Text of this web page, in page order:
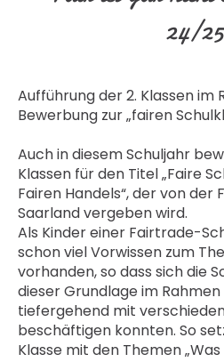
24/
Aufführung der 2. Klassen im
Bewerbung zur „fairen
Auch in diesem Schuljahr
Klassen für den Titel „Faire
Fairen Handels“, der von der
Saarland vergeben wird.
Als Kinder einer Fairtrade-
schon viel Vorwissen zum
vorhanden, so dass sich die
dieser Grundlage im
tiefergehend mit
beschäftigen konnten. So
Klasse mit den Themen